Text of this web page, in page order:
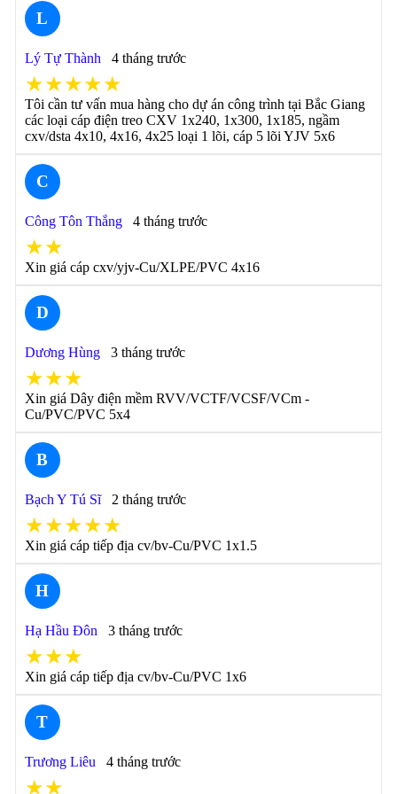
L
Lý Tự Thành 4 tháng trước
★★★★★
Tôi cần tư vấn mua hàng cho dự án công trình tại Bắc Giang
các loại cáp điện treo CXV 1x240, 1x300, 1x185, ngầm
cxv/dsta 4x10, 4x16, 4x25 loại 1 lõi, cáp 5 lõi YJV 5x6
C
Công Tôn Thắng 4 tháng trước
★★
Xin giá cáp cxv/yjv-Cu/XLPE/PVC 4x16
D
Dương Hùng 3 tháng trước
★★★
Xin giá Dây điện mềm RVV/VCTF/VCSF/VCm -
Cu/PVC/PVC 5x4
B
Bạch Y Tú Sĩ 2 tháng trước
★★★★★
Xin giá cáp tiếp địa cv/bv-Cu/PVC 1x1.5
H
Hạ Hầu Đôn 3 tháng trước
★★★
Xin giá cáp tiếp địa cv/bv-Cu/PVC 1x6
T
Trương Liêu 4 tháng trước
★★